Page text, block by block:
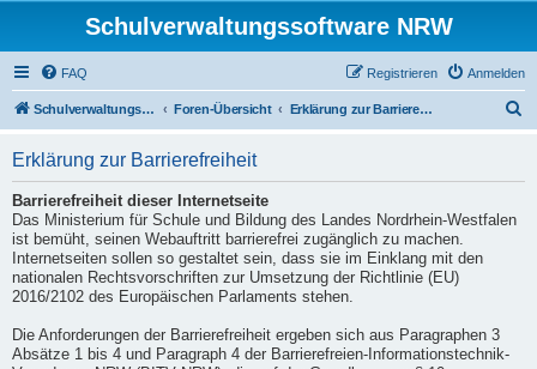
Schulverwaltungssoftware NRW
FAQ Anmelden
Registrieren
Schulverwaltungssoftware NRW Foren-Übersicht Erklärung zur Barrierefreiheit
Erklärung zur Barrierefreiheit
Barrierefreiheit dieser Internetseite
Das Ministerium für Schule und Bildung des Landes Nordrhein-Westfalen
ist bemüht, seinen Webauftritt barrierefrei zugänglich zu machen.
Internetseiten sollen so gestaltet sein, dass sie im Einklang mit den
nationalen Rechtsvorschriften zur Umsetzung der Richtlinie (EU)
2016/2102 des Europäischen Parlaments stehen.
Die Anforderungen der Barrierefreiheit ergeben sich aus Paragraphen 3
Absätze 1 bis 4 und Paragraph 4 der Barrierefreien-Informationstechnik-